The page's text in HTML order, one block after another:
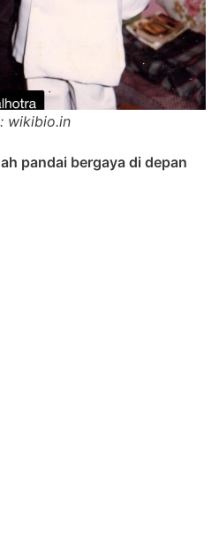
wikibio.in
pandai bergaya di depan